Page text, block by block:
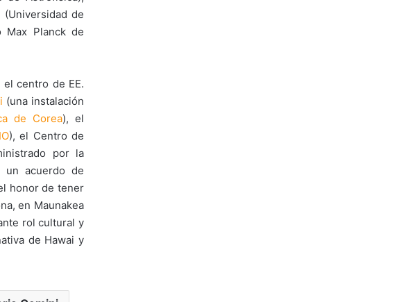
(Universidad de
Max Planck de
el centro de EE.
(una instalación
de Corea), el
), el Centro de
por la
acuerdo de
honor de tener
en Maunakea
rol cultural y
de Hawai y